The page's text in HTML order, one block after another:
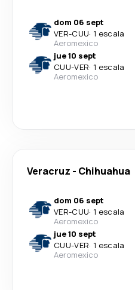
dom 06 sept
VER-CUU· 1 escala
Aeromexico
jue 10 sept
CUU-VER· 1 escala
Aeromexico
Veracruz - Chihuahua
dom 06 sept
VER-CUU· 1 escala
Aeromexico
jue 10 sept
CUU-VER· 1 escala
Aeromexico